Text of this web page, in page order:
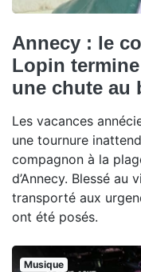
Annecy : le
Lopin
une chute au
Les vacances
une tournure
compagnon à la
d’Annecy. Blessé au
transporté aux
ont été posés.
Musique